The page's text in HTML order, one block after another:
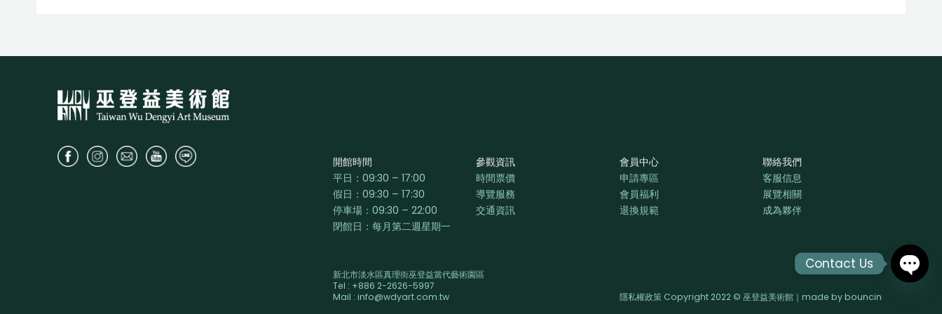
開館時間
平日：09:30 – 17:00
假日：09:30 – 17:30
停車場：09:30 – 22:00
閉館日：每月第二週星期一
參觀資訊
時間票價
導覽服務
交通資訊
會員中心
申請專區
會員福利
退換規範
聯絡我們
客服信息
展覽相關
成為夥伴
新北市淡水區真理街巫登益當代藝術園區
Tel : +886 2-2626-5997
Mail : info@wdyart.com.tw
隱私權政策 Copyright 2022 © 巫登益美術館｜made bybouncin
Contact Us